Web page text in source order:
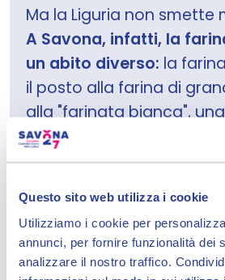
Questo sito web utilizza i cookie
Utilizziamo i cookie per
annunci, per fornire funzionalità dei
analizzare il nostro traffico.
Ma la Liguria non smette
A Savona, infatti, la
un abito diverso: la
il posto alla farina di
alla "farinata bianca",
vanta radici antiche e un
delicato e raffinato.
Che sia gialla o bianca, la
racchiude l'anima stessa
semplice, genuina, ricca di